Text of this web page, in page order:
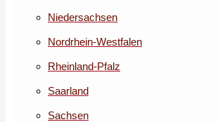
Niedersachsen
Nordrhein-Westfalen
Rheinland-Pfalz
Saarland
Sachsen